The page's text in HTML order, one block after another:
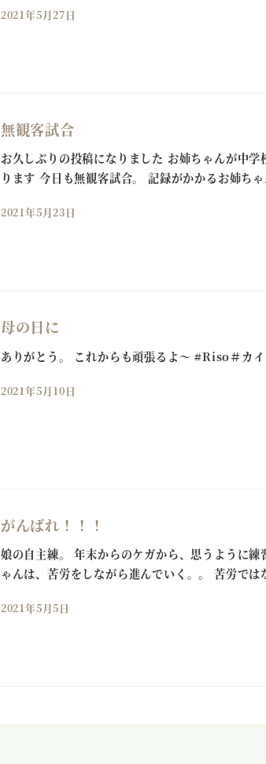
2021年5月27日
無観客試合
お久しぶりの投稿になりました お姉ちゃんが中
ります 今日も無観客試合。 記録がかかるお姉ち
2021年5月23日
母の日に
ありがとう。 これからも頑張るよ～ #Riso＃カ
2021年5月10日
がんばれ！！！
娘の自主練。 年末からのケガから、思うように
ゃんは、苦労をしながら進んでいく。。 苦労で
2021年5月5日